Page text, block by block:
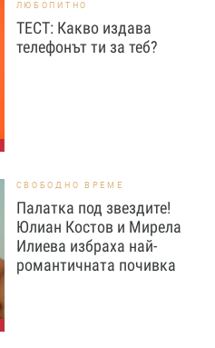
ЛЮБОПИТНО
ТЕСТ: Какво издава
телефонът ти за теб?
СВОБОДНО ВРЕМЕ
Палатка под звездите!
Юлиан Костов и Мирела
Илиева избраха най-
романтичната почивка